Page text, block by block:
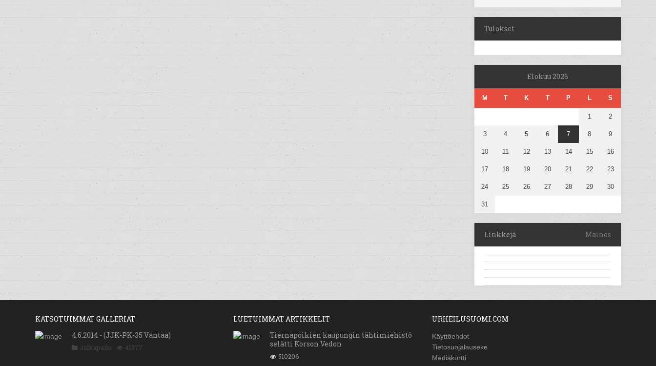
Tulokset
Elokuu 2026
M T K T P L S
1 2
3 4 5 6 7 8 9
10 11 12 13 14 15 16
17 18 19 20 21 22 23
24 25 26 27 28 29 30
31
Linkkejä Mainos
KATSOTUIMMAT GALLERIAT
4.6.2014 - (JJK-PK-35 Vantaa)
Jalkapallo 41377
LUETUIMMAT ARTIKKELIT
Tiernapoikien kaupungin tähtimiehistö
selätti Korson Vedon
510206
URHEILUSUOMI.COM
Käyttöehdot
Tietosuojalauseke
Mediakortti